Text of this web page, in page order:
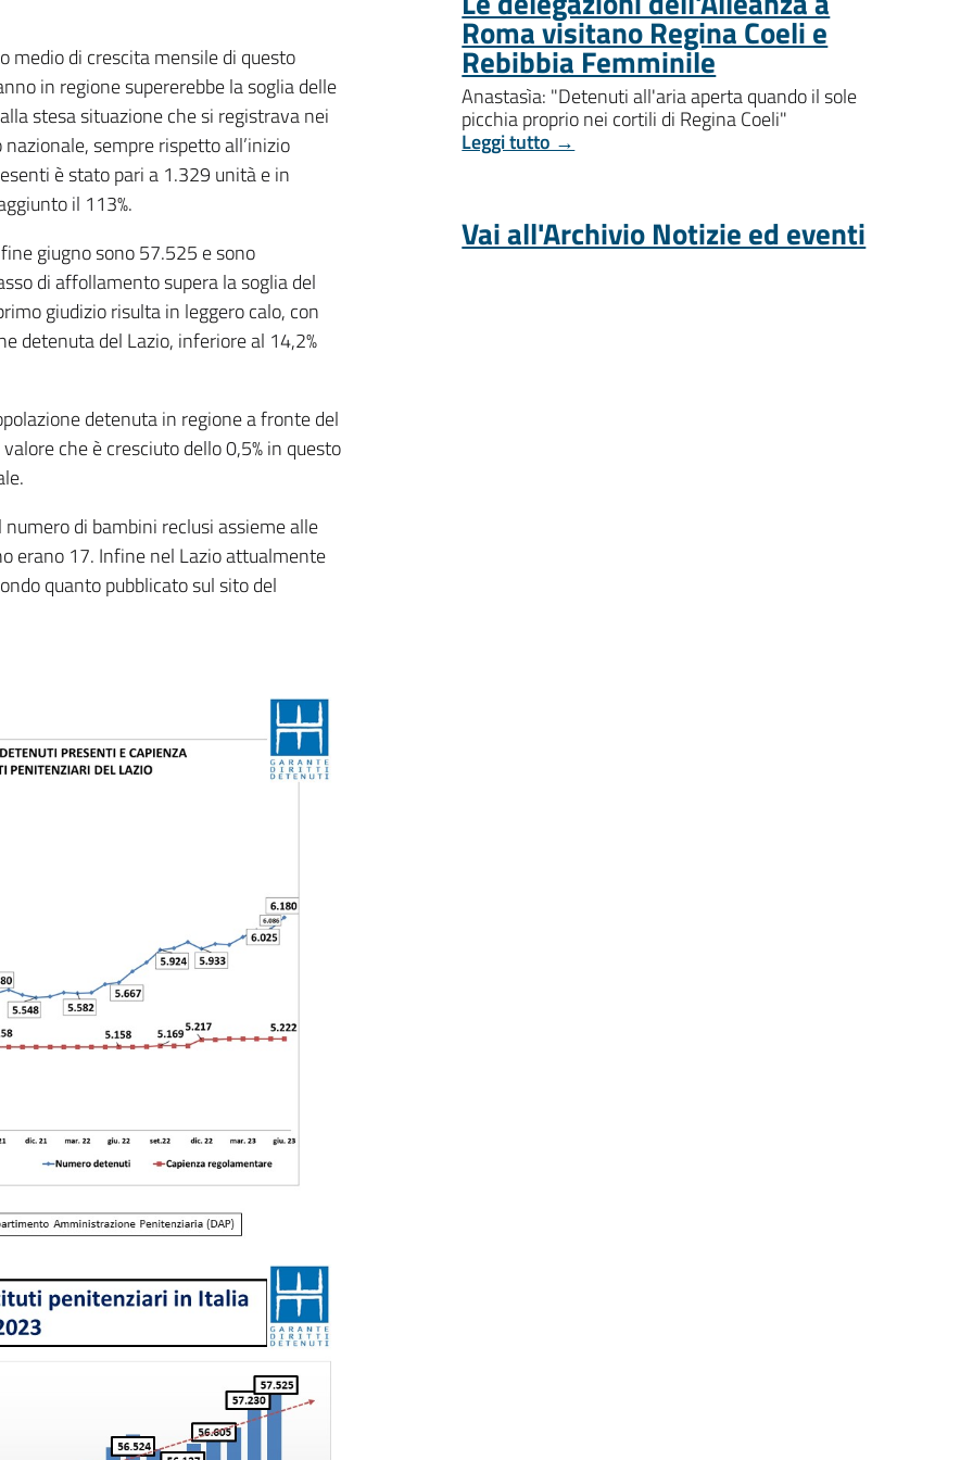
medio di crescita mensile di questo
in regione supererebbe la soglia delle
stesa situazione che si registrava nei
sempre rispetto all’inizio
è stato pari a 1.329 unità e in
il 113%.
giugno sono 57.525 e sono
di affollamento supera la soglia del
giudizio risulta in leggero calo, con
detenuta del Lazio, inferiore al 14,2%
detenuta in regione a fronte del
che è cresciuto dello 0,5% in questo
di bambini reclusi assieme alle
erano 17. Infine nel Lazio attualmente
quanto pubblicato sul sito del
Roma visitano Regina Coeli e
Rebibbia Femminile
Anastasìa: "Detenuti all'aria aperta quando il sole
picchia proprio nei cortili di Regina Coeli"
Leggi tutto →
Vai all'Archivio Notizie ed eventi